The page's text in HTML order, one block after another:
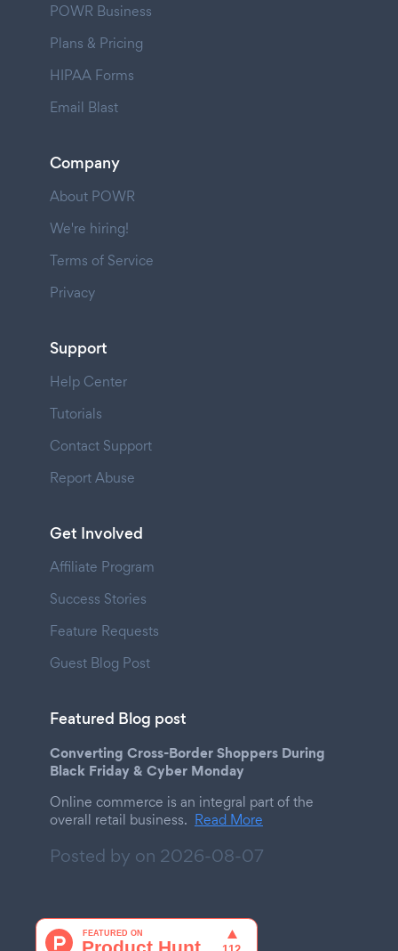
POWR Business
Plans & Pricing
HIPAA Forms
Email Blast
Company
About POWR
We're hiring!
Terms of Service
Privacy
Support
Help Center
Tutorials
Contact Support
Report Abuse
Get Involved
Affiliate Program
Success Stories
Feature Requests
Guest Blog Post
Featured Blog post
Converting Cross-Border Shoppers During
Black Friday & Cyber Monday
Online commerce is an integral part of the
overall retail business. Read More
Posted by on 2026-08-07